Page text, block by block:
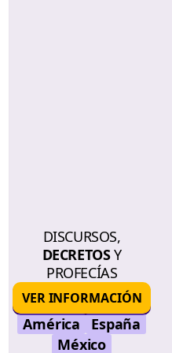
DISCURSOS,
DECRETOSY
PROFECÍAS
VER INFORMACIÓN
América
España
México